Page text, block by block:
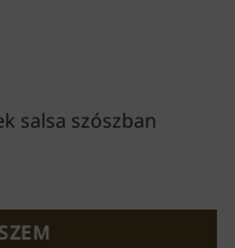
salsa szószban